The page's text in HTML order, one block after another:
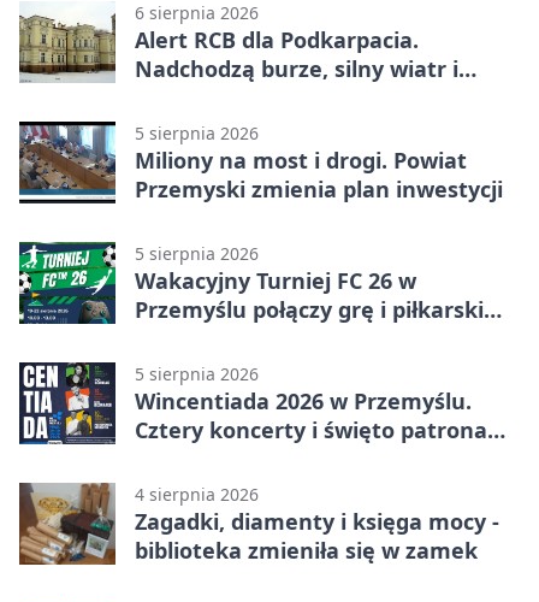
6 sierpnia 2026
Alert RCB dla Podkarpacia.
Nadchodzą burze, silny wiatr i
5 sierpnia 2026
Miliony na most i drogi. Powiat
Przemyski zmienia plan inwestycji
5 sierpnia 2026
Wakacyjny Turniej FC 26 w
Przemyślu połączy grę i piłkarski
5 sierpnia 2026
Wincentiada 2026 w Przemyślu.
Cztery koncerty i święto patrona
4 sierpnia 2026
Zagadki, diamenty i księga mocy -
biblioteka zmieniła się w zamek